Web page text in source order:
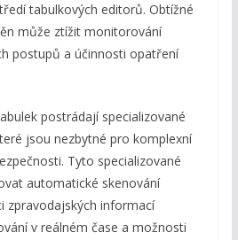
tabulkových editorů. Obtížné
může ztížit monitorování
postupů a účinnosti opatření
postrádají specializované
jsou nezbytné pro komplexní
Tyto specializované
automatické skenování
zpravodajských informací
v reálném čase a možnosti